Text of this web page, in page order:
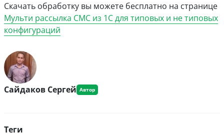
Скачать обработку вы можете бесплатно на странице
Мульти рассылка СМС из 1С для типовых и не типовых
конфигураций
Сайдаков Сергей
Теги